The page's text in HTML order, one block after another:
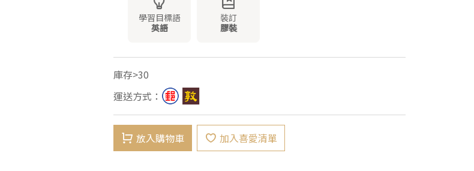
學習目標語
英語
裝訂
膠裝
庫存>30
運送方式：
放入購物車 加入喜愛清單